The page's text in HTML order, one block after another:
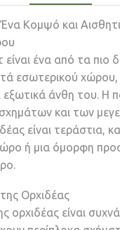
Κομψό και
ένα από τα πιο
εσωτερικού
άνθη του. Η
και των
είναι τεράστια,
ή μια όμορφη
Ορχιδέας
ορχιδέας είναι